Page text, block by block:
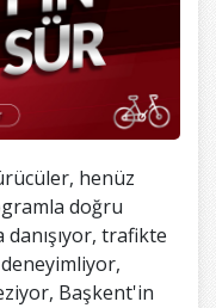
henüz
doğru
trafikte
Başkent'in